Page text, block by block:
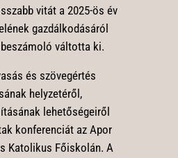
vitát a 2025-ös év
gazdálkodásáról
váltotta ki.
és szövegértés
helyzetéről,
lehetőségeiről
konferenciát az Apor
Katolikus Főiskolán. A